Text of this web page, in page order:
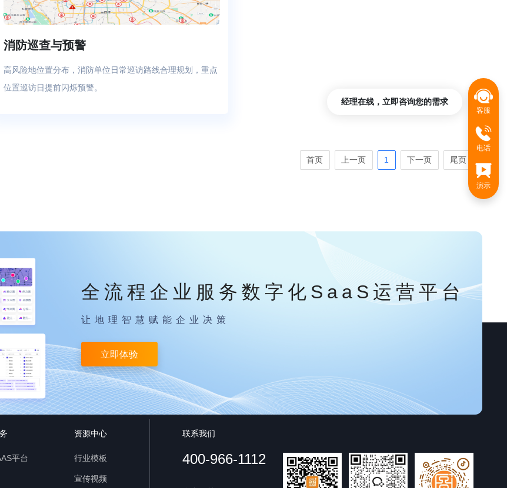
消防巡查与预警
高风险地位置分布，消防单位日常巡访路线合理规划，重点
位置巡访日提前闪烁预警。
首页 上一页 1 下一页 尾页
全流程企业服务数字化SaaS运营平台
让地理智慧赋能企业决策
立即体验
平台
资源中心
行业模板
宣传视频
联系我们
400-966-1112
客服
电话
演示
经理在线，立即咨询您的需求